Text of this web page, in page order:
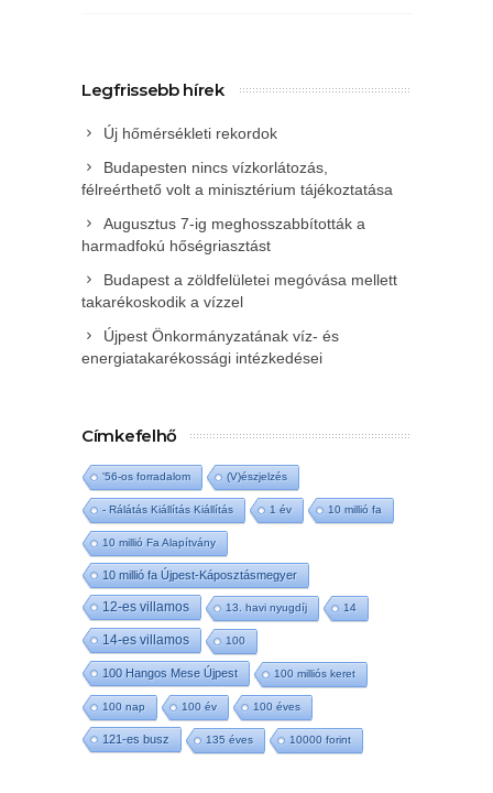
Legfrissebb hírek
Új hőmérsékleti rekordok
Budapesten nincs vízkorlátozás,
félreérthető volt a minisztérium tájékoztatása
Augusztus 7-ig meghosszabbították a
harmadfokú hőségriasztást
Budapest a zöldfelületei megóvása mellett
takarékoskodik a vízzel
Újpest Önkormányzatának víz- és
energiatakarékossági intézkedései
Címkefelhő
'56-os forradalom (V)észjelzés
- Rálátás Kiállítás Kiállítás 1 év 10 millió fa
10 millió Fa Alapítvány
10 millió fa Újpest-Káposztásmegyer
12-es villamos 13. havi nyugdíj 14
14-es villamos 100
100 Hangos Mese Újpest 100 milliós keret
100 nap 100 év 100 éves
121-es busz 135 éves 10000 forint